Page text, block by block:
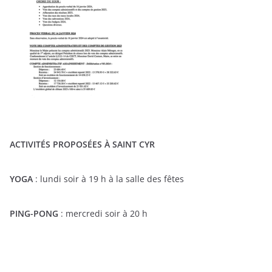
ACTIVITÉS PROPOSÉES À SAINT CYR
YOGA : lundi soir à 19 h à la salle des fêtes
PING-PONG : mercredi soir à 20 h